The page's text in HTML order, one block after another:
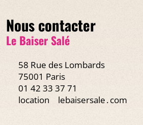
Nous contacter
Le Baiser Salé
58 Rue des Lombards
75001 Paris
01 42 33 37 71
location
lebaisersale․com